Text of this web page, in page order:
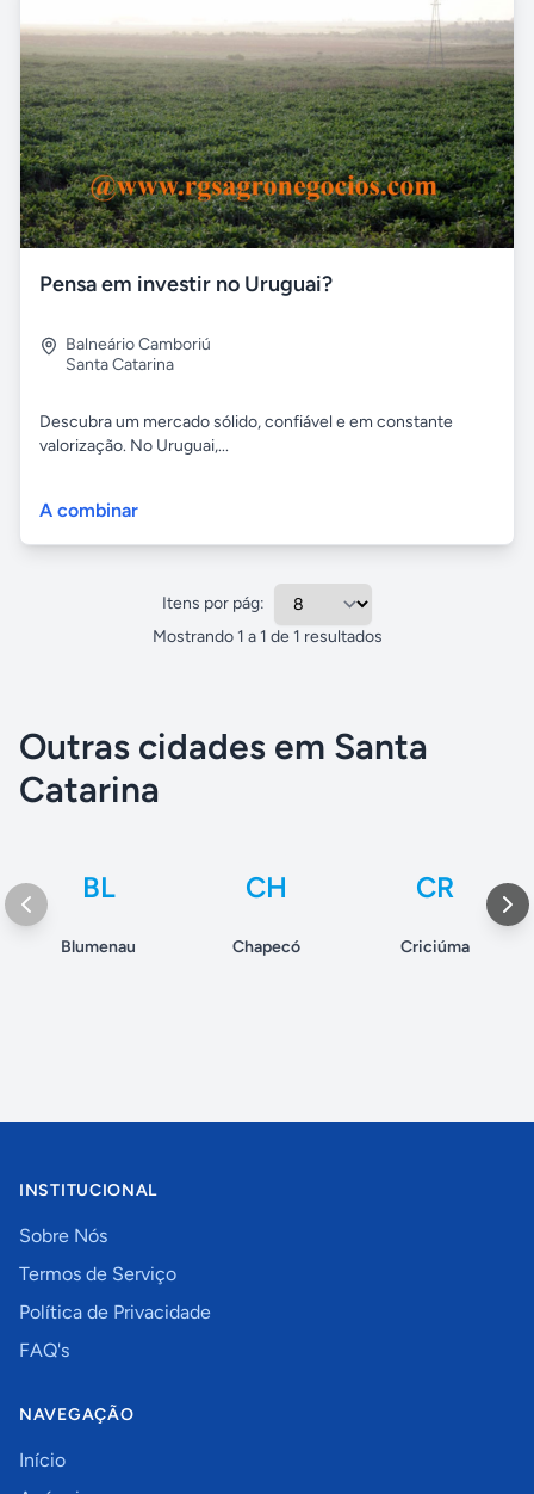
Pensa em investir no Uruguai?
Balneário Camboriú
Santa Catarina
Descubra um mercado sólido, confiável e em constante
valorização. No Uruguai,...
A combinar
Itens por pág:
Mostrando 1 a 1 de 1 resultados
Outras cidades em Santa
Catarina
BL
Blumenau
CH
Chapecó
CR
Criciúma
INSTITUCIONAL
Sobre Nós
Termos de Serviço
Política de Privacidade
FAQ's
NAVEGAÇÃO
Início